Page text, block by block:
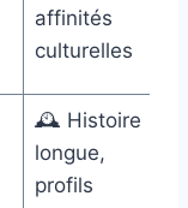
affinités
culturelles
🕰️ Histoire
longue,
profils